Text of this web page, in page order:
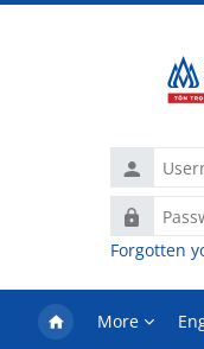
Username
Password
Forgotten
More